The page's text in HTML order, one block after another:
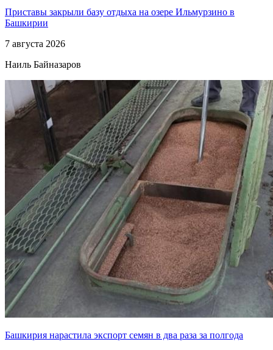
Приставы закрыли базу отдыха на озере Ильмурзино в
Башкирии
7 августа 2026
Наиль Байназаров
Башкирия нарастила экспорт семян в два раза за полгода